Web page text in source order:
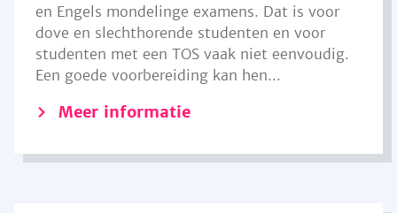
en Engels mondelinge examens. Dat is voor
dove en slechthorende studenten en voor
studenten met een TOS vaak niet eenvoudig.
Een goede voorbereiding kan hen...
Meer informatie